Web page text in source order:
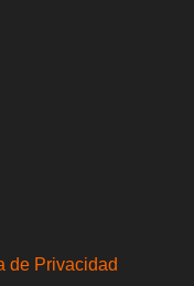
de Privacidad